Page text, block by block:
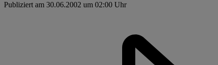
Publiziert am 30.06.2002 um 02:00 Uhr